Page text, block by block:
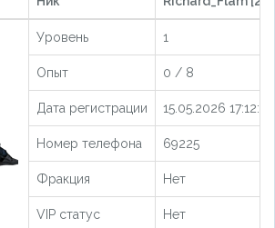
Уровень 1
Опыт 0 / 8
Дата регистрации 15.05.2026 17:12:10
Номер телефона 69225
Фракция Нет
VIP статус Нет